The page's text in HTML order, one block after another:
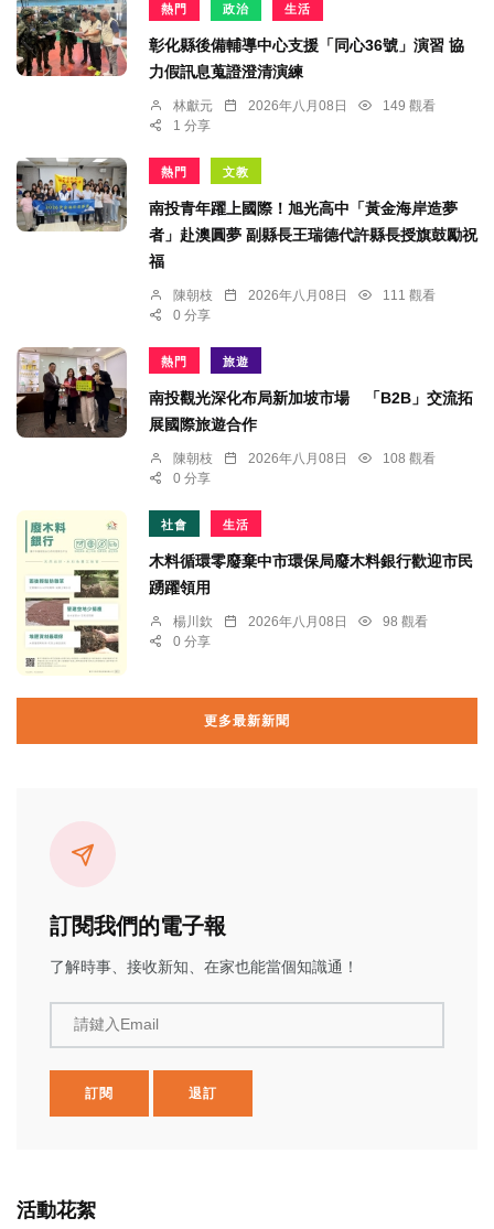
熱門 政治 生活
彰化縣後備輔導中心支援「同心36號」演習 協
力假訊息蒐證澄清演練
林獻元 2026年八月08日
149 觀看
1 分享
熱門 文教
南投青年躍上國際！旭光高中「黃金海岸造夢
者」赴澳圓夢 副縣長王瑞德代許縣長授旗鼓勵祝
福
陳朝枝 2026年八月08日
111 觀看
0 分享
熱門 旅遊
南投觀光深化布局新加坡市場 「B2B」交流拓
展國際旅遊合作
陳朝枝 2026年八月08日
108 觀看
0 分享
社會 生活
木料循環零廢棄中市環保局廢木料銀行歡迎市民
踴躍領用
楊川欽 2026年八月08日
98 觀看
0 分享
更多最新新聞
訂閱我們的電子報
了解時事、接收新知、在家也能當個知識通！
請鍵入Email
訂閱 退訂
活動花絮